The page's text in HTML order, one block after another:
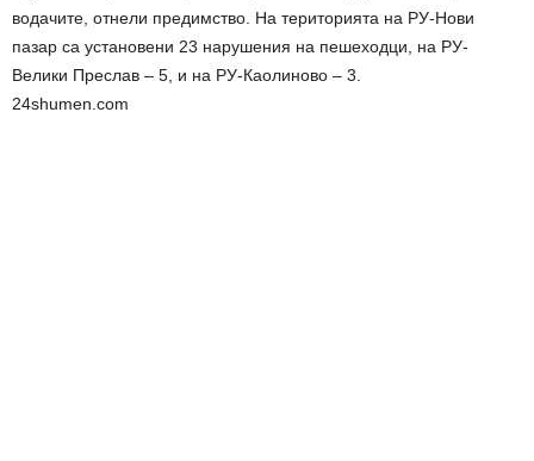
водачите, отнели предимство. На територията на РУ-Нови
пазар са установени 23 нарушения на пешеходци, на РУ-
Велики Преслав – 5, и на РУ-Каолиново – 3.
24shumen.com